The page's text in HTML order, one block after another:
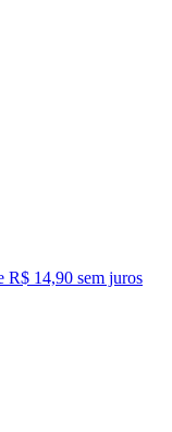
R$ 14,90 sem juros